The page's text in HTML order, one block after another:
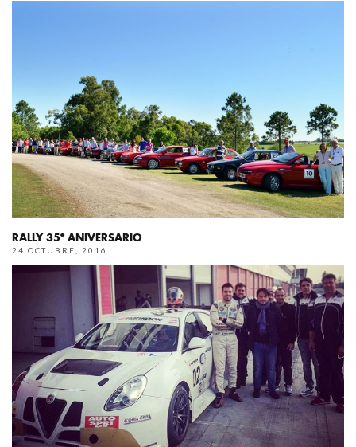
RALLY 35º ANIVERSARIO
24 OCTUBRE, 2016